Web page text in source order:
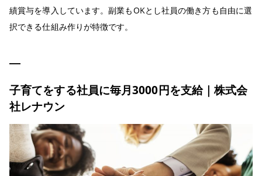
績賞与を導入しています。副業もOKとし社員の働き方も自由に選
択できる仕組み作りが特徴です。
子育てをする社員に毎月3000円を支給｜株式会
社レナウン